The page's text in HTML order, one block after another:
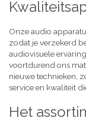
Onze audio
zodat je verzekerd
audiovisuele
voortdurend ons
nieuwe technieken,
service en kwaliteit
Het